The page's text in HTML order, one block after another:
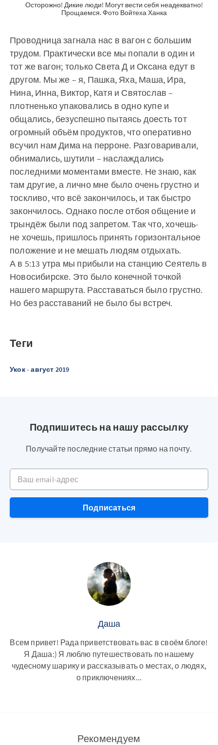
Осторожно! Дикие люди! Могут вести себя неадекватно!
Прощаемся. Фото Войтеха Ханка
Проводница загнала нас в вагон с большим
трудом. Практически все мы попали в один и
тот же вагон; только Света Д и Оксана едут в
другом. Мы же – я, Пашка, Яха, Маша, Ира,
Нина, Инна, Виктор, Катя и Святослав –
плотненько упаковались в одно купе и
общались, безуспешно пытаясь доесть тот
огромный объём продуктов, что оперативно
всучил нам Дима на перроне. Разговаривали,
обнимались, шутили – наслаждались
последними моментами вместе. Не знаю, как
там другие, а лично мне было очень грустно и
тоскливо, что всё закончилось, и так быстро
закончилось. Однако после отбоя общение и
трындёж были под запретом. Так что, хочешь-
не хочешь, пришлось принять горизонтальное
положение и не мешать людям отдыхать.
А в 5:13 утра мы прибыли на станцию Сеятель в
Новосибирске. Это было конечной точкой
нашего маршрута. Расставаться было грустно.
Но без расставаний не было бы встреч.
Теги
Укок - август 2019
Подпишитесь на нашу рассылку
Получайте последние статьи прямо на почту.
Ваш email-адрес
Подписаться
Даша
Всем привет! Рада приветствовать вас в своём блоге!
Я Даша:) Я люблю путешествовать по нашему
чудесному шарику и рассказывать о местах, о людях,
о приключениях...
Рекомендуем